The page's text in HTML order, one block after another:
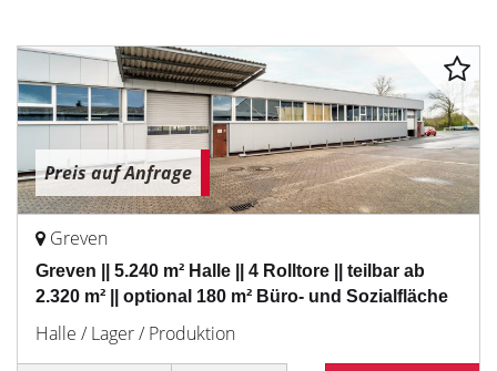
Preis auf Anfrage
Greven
Greven || 5.240 m² Halle || 4 Rolltore || teilbar ab
2.320 m² || optional 180 m² Büro- und Sozialfläche
Halle / Lager / Produktion